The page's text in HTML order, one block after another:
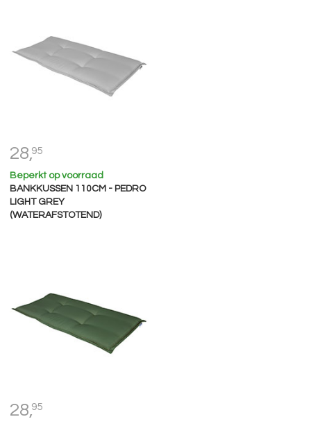
28,95
Beperkt op voorraad
BANKKUSSEN 110CM - PEDRO
LIGHT GREY
(WATERAFSTOTEND)
28,95